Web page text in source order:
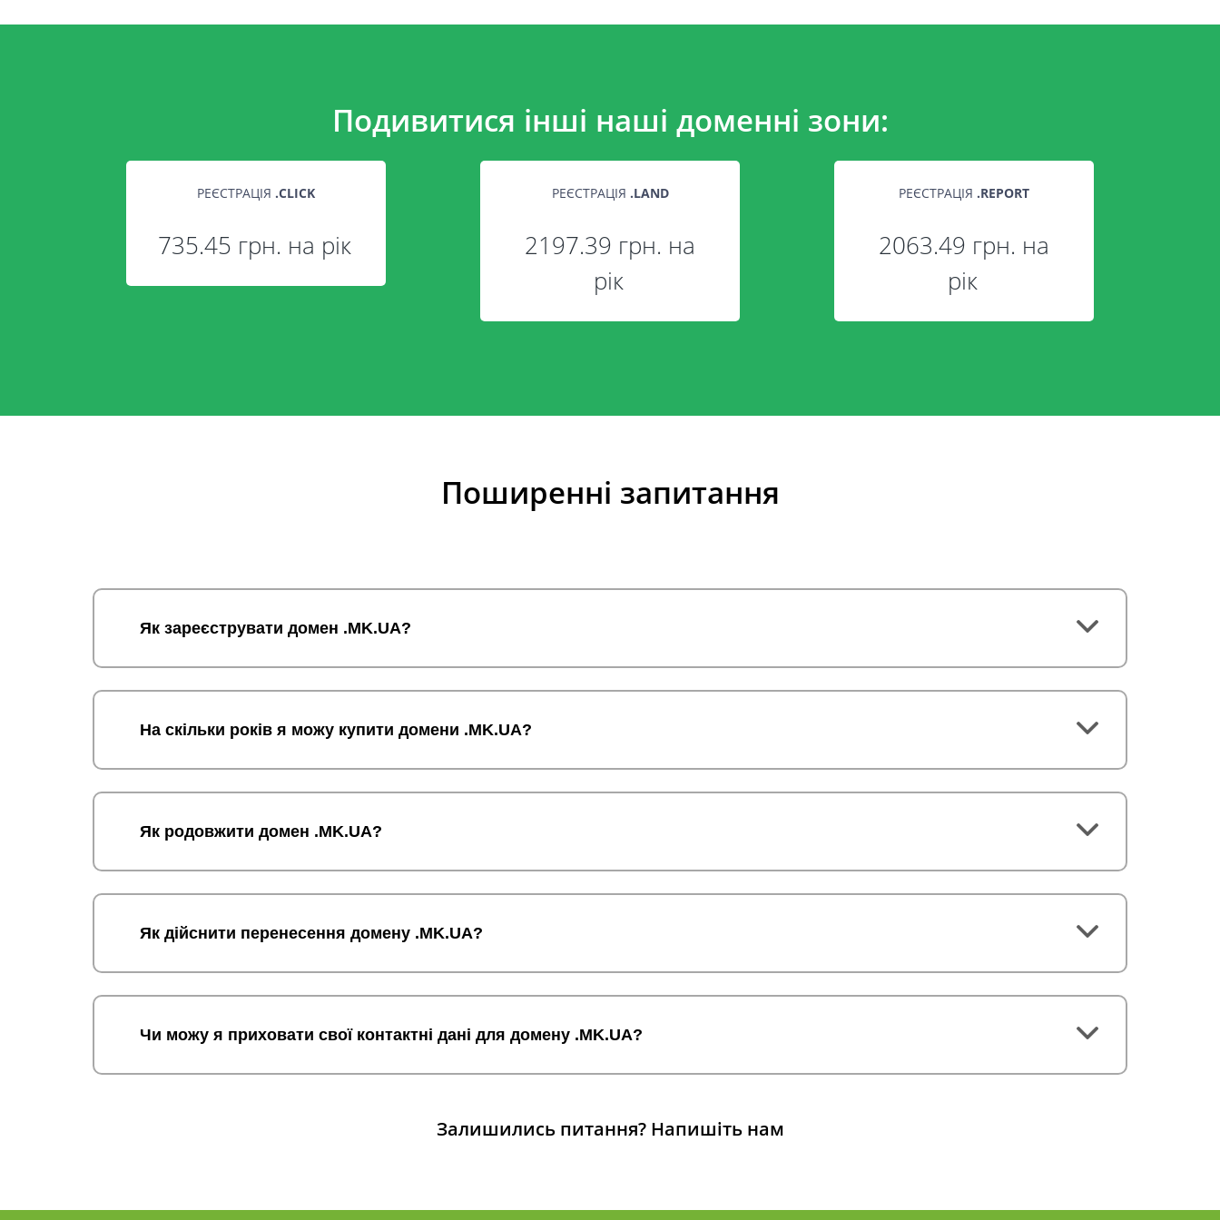
Подивитися інші наші доменні зони:
РЕЄСТРАЦІЯ .CLICK
735.45 грн. на рік
РЕЄСТРАЦІЯ .LAND
2197.39 грн. на
рік
РЕЄСТРАЦІЯ .REPORT
2063.49 грн. на
рік
Поширенні запитання
Як зареєструвати домен .MK.UA?
На скільки років я можу купити домени .MK.UA?
Як родовжити домен .MK.UA?
Як дійснити перенесення домену .MK.UA?
Чи можу я приховати свої контактні дані для домену .MK.UA?
Залишились питання? Напишіть нам